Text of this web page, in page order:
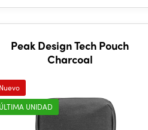
Peak Design Tech Pouch
Charcoal
Nuevo
ÚLTIMA UNIDAD